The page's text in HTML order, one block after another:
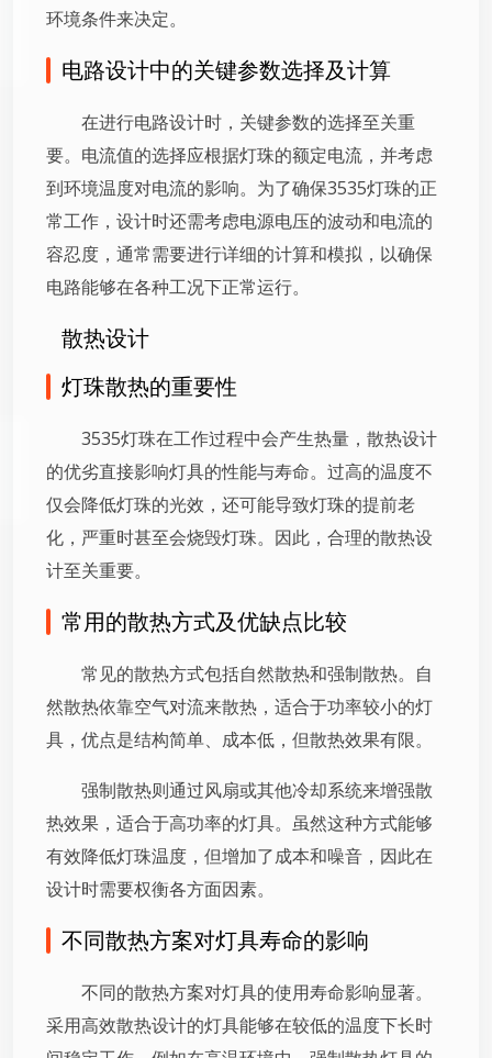
环境条件来决定。
电路设计中的关键参数选择及计算
在进行电路设计时，关键参数的选择至关重
要。电流值的选择应根据灯珠的额定电流，并考虑
到环境温度对电流的影响。为了确保3535灯珠的正
常工作，设计时还需考虑电源电压的波动和电流的
容忍度，通常需要进行详细的计算和模拟，以确保
电路能够在各种工况下正常运行。
散热设计
灯珠散热的重要性
3535灯珠在工作过程中会产生热量，散热设计
的优劣直接影响灯具的性能与寿命。过高的温度不
仅会降低灯珠的光效，还可能导致灯珠的提前老
化，严重时甚至会烧毁灯珠。因此，合理的散热设
计至关重要。
常用的散热方式及优缺点比较
常见的散热方式包括自然散热和强制散热。自
然散热依靠空气对流来散热，适合于功率较小的灯
具，优点是结构简单、成本低，但散热效果有限。
强制散热则通过风扇或其他冷却系统来增强散
热效果，适合于高功率的灯具。虽然这种方式能够
有效降低灯珠温度，但增加了成本和噪音，因此在
设计时需要权衡各方面因素。
不同散热方案对灯具寿命的影响
不同的散热方案对灯具的使用寿命影响显著。
采用高效散热设计的灯具能够在较低的温度下长时